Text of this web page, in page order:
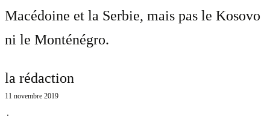
Macédoine et la Serbie, mais pas le Kosovo
ni le Monténégro.
la rédaction
11 novembre 2019
⋅